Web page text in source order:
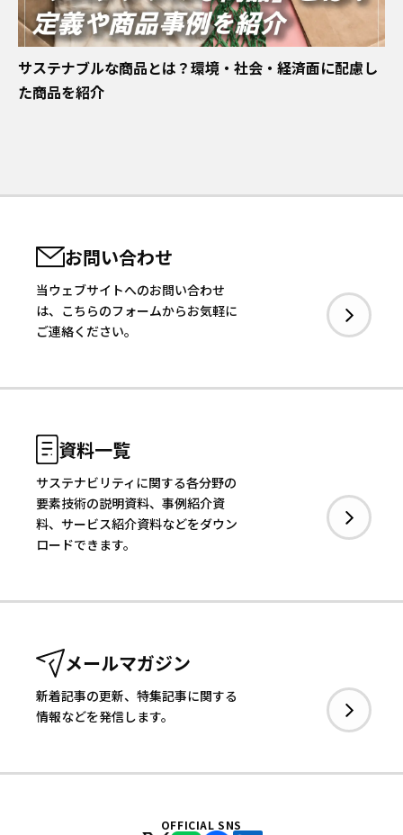
日揮触媒化成株式会社
日揮ユニバーサル株式会社
日本エヌ・ユー・エス株式会社
日本ファインセラミックス株式会社
日揮みらい投資事業有限責任組合
ブラウンリバース株式会社
株式会社RePEaT
株式会社コンクルー
サステナブルな商品とは？環境・社会・経済面に配慮し
た商品を紹介
お問い合わせ
当ウェブサイトへのお問い合わせ
は、こちらのフォームからお気軽に
ご連絡ください。
資料一覧
サステナビリティに関する各分野の
要素技術の説明資料、事例紹介資
料、サービス紹介資料などをダウン
ロードできます。
メールマガジン
新着記事の更新、特集記事に関する
情報などを発信します。
OFFICIAL SNS